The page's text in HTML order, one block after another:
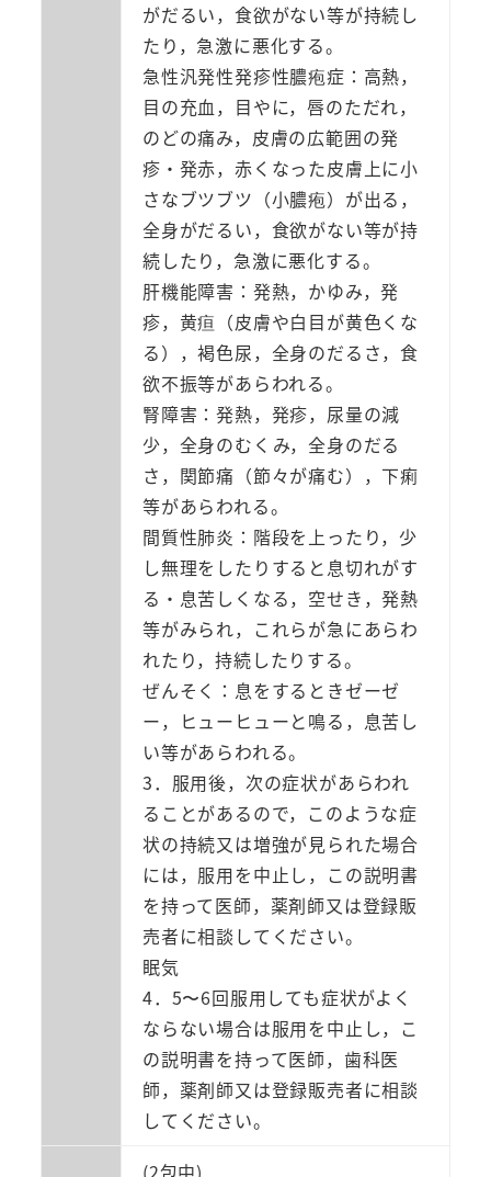
がだるい，食欲がない等が持続し
たり，急激に悪化する。
急性汎発性発疹性膿疱症：高熱，
目の充血，目やに，唇のただれ，
のどの痛み，皮膚の広範囲の発
疹・発赤，赤くなった皮膚上に小
さなブツブツ（小膿疱）が出る，
全身がだるい，食欲がない等が持
続したり，急激に悪化する。
肝機能障害：発熱，かゆみ，発
疹，黄疸（皮膚や白目が黄色くな
る），褐色尿，全身のだるさ，食
欲不振等があらわれる。
腎障害：発熱，発疹，尿量の減
少，全身のむくみ，全身のだる
さ，関節痛（節々が痛む），下痢
等があらわれる。
間質性肺炎：階段を上ったり，少
し無理をしたりすると息切れがす
る・息苦しくなる，空せき，発熱
等がみられ，これらが急にあらわ
れたり，持続したりする。
ぜんそく：息をするときゼーゼ
ー，ヒューヒューと鳴る，息苦し
い等があらわれる。
3．服用後，次の症状があらわれ
ることがあるので，このような症
状の持続又は増強が見られた場合
には，服用を中止し，この説明書
を持って医師，薬剤師又は登録販
売者に相談してください。
眠気
4．5〜6回服用しても症状がよく
ならない場合は服用を中止し，こ
の説明書を持って医師，歯科医
師，薬剤師又は登録販売者に相談
してください。